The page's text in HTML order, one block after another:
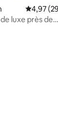
4,97
luxe près de